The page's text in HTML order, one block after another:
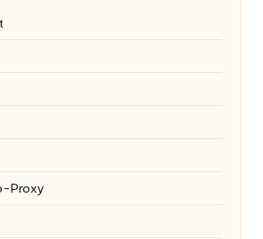
Proxy